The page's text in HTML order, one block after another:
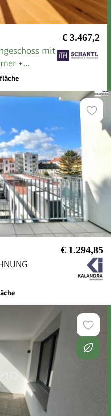
€ 3.467,2
mit
+
Grün und
mit
€ 1.294,85